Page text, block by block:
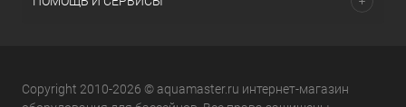
Copyright 2010-2026 © aquamaster.ru интернет-магазин